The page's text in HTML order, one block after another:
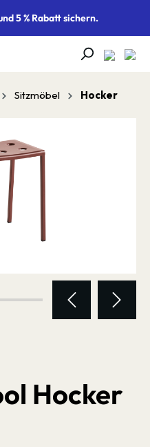
5 % Rabatt sichern.
Sitzmöbel Hocker
Hocker